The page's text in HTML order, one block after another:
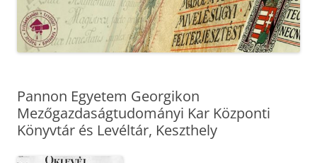
Pannon Egyetem Georgikon
Mezőgazdaságtudományi Kar Központi
Könyvtár és Levéltár, Keszthely